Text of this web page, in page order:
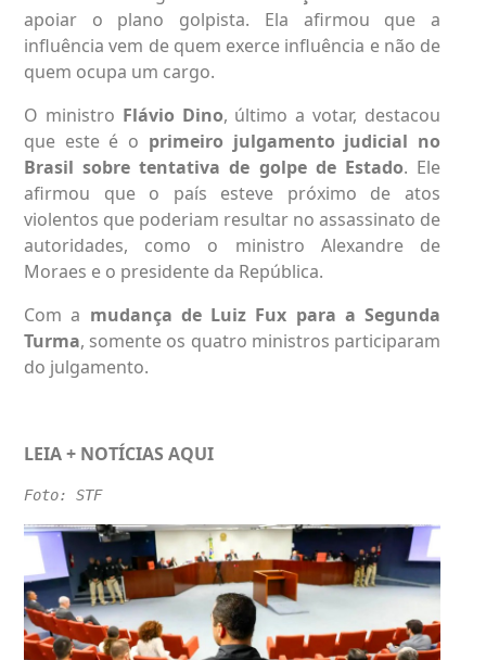
apoiar o plano golpista. Ela afirmou que a
influência vem de quem exerce influência e não de
quem ocupa um cargo.
O ministro Flávio Dino, último a votar, destacou
que este é o primeiro julgamento judicial no
Brasil sobre tentativa de golpe de Estado. Ele
afirmou que o país esteve próximo de atos
violentos que poderiam resultar no assassinato de
autoridades, como o ministro Alexandre de
Moraes e o presidente da República.
Com a mudança de Luiz Fux para a Segunda
Turma, somente os quatro ministros participaram
do julgamento.
LEIA + NOTÍCIAS AQUI
Foto: STF